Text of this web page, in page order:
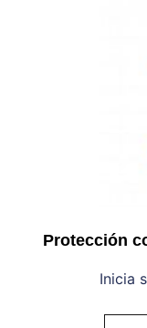
Protección
Inicia